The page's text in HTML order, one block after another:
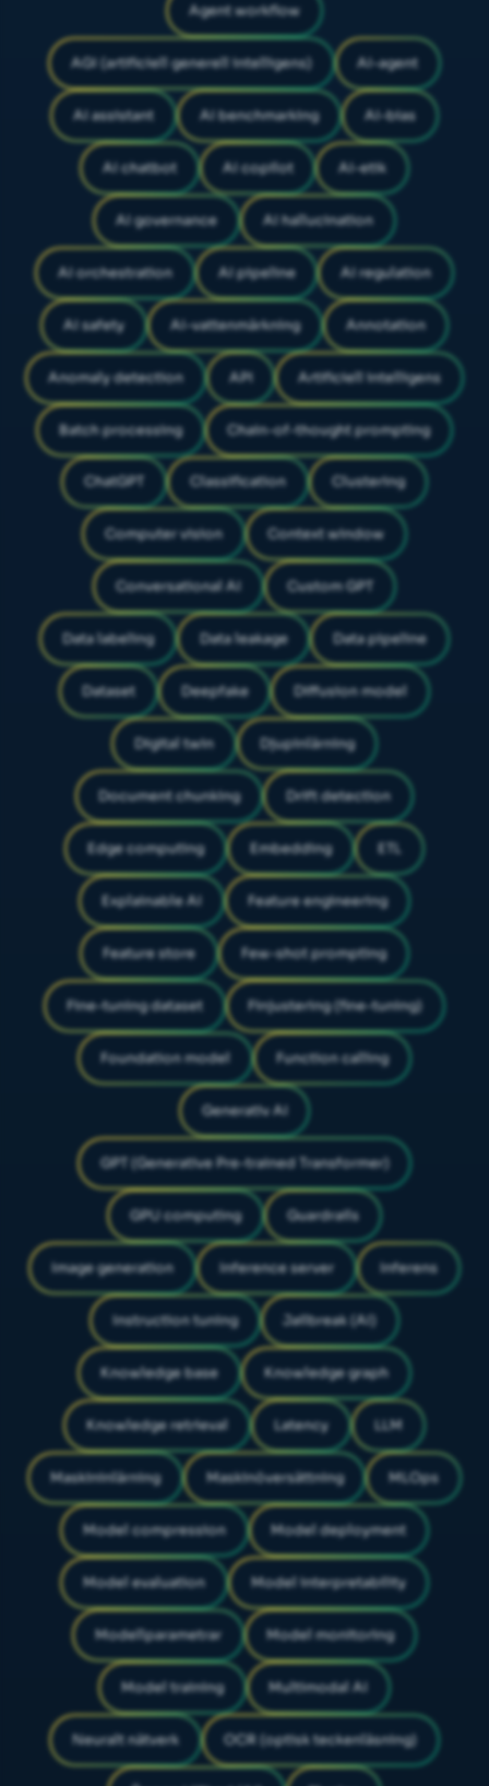
Agent workflow
AGI (artificiell generell intelligens) AI-agent
AI assistant AI benchmarking AI-bias
AI chatbot AI copilot AI-etik
AI governance AI hallucination
AI orchestration AI pipeline AI regulation
AI safety AI-vattenmärkning Annotation
Anomaly detection API Artificiell intelligens
Batch processing Chain-of-thought prompting
ChatGPT Classification Clustering
Computer vision Context window
Conversational AI Custom GPT
Data labeling Data leakage Data pipeline
Dataset Deepfake Diffusion model
Digital twin Djupinlärning
Document chunking Drift detection
Edge computing Embedding ETL
Explainable AI Feature engineering
Feature store Few-shot prompting
Fine-tuning dataset Finjustering (fine-tuning)
Foundation model Function calling
Generativ AI
GPT (Generative Pre-trained Transformer)
GPU computing Guardrails
Image generation Inference server Inferens
Instruction tuning Jailbreak (AI)
Knowledge base Knowledge graph
Knowledge retrieval Latency LLM
Maskininlärning Maskinöversättning MLOps
Model compression Model deployment
Model evaluation Model interpretability
Modellparametrar Model monitoring
Model training Multimodal AI
Neuralt nätverk OCR (optisk teckenläsning)